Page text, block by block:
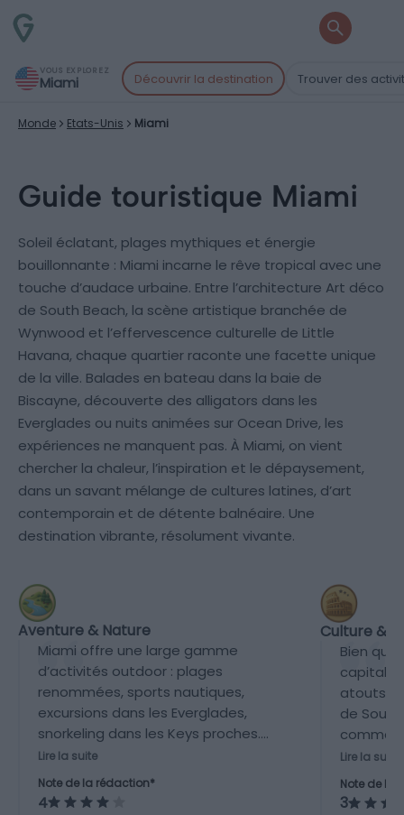
VOUS EXPLOREZ
Miami Découvrir la destination Trouver des
Monde Etats-Unis Miami
Guide touristique Miami
Soleil éclatant, plages mythiques et énergie
bouillonnante : Miami incarne le rêve tropical avec une
touche d’audace urbaine. Entre l’architecture Art déco
de South Beach, la scène artistique branchée de
Wynwood et l’effervescence culturelle de Little
Havana, chaque quartier raconte une facette unique
de la ville. Balades en bateau dans la baie de
Biscayne, découverte des alligators dans les
Everglades ou nuits animées sur Ocean Drive, les
expériences ne manquent pas. À Miami, on vient
chercher la chaleur, l’inspiration et le dépaysement,
dans un savant mélange de cultures latines, d’art
contemporain et de détente balnéaire. Une
destination vibrante, résolument vivante.
Aventure & Nature
Miami offre une large gamme
d’activités outdoor : plages
renommées, sports nautiques,
excursions dans les Everglades,
snorkeling dans les Keys proches.
Son climat favorise une vie en plein
air active toute l’année.
Lire la suite
Note de la rédaction*
4
Culture &
Bien que
capitale
atouts
de
comme
scène
Lire la suite
Note de la
3